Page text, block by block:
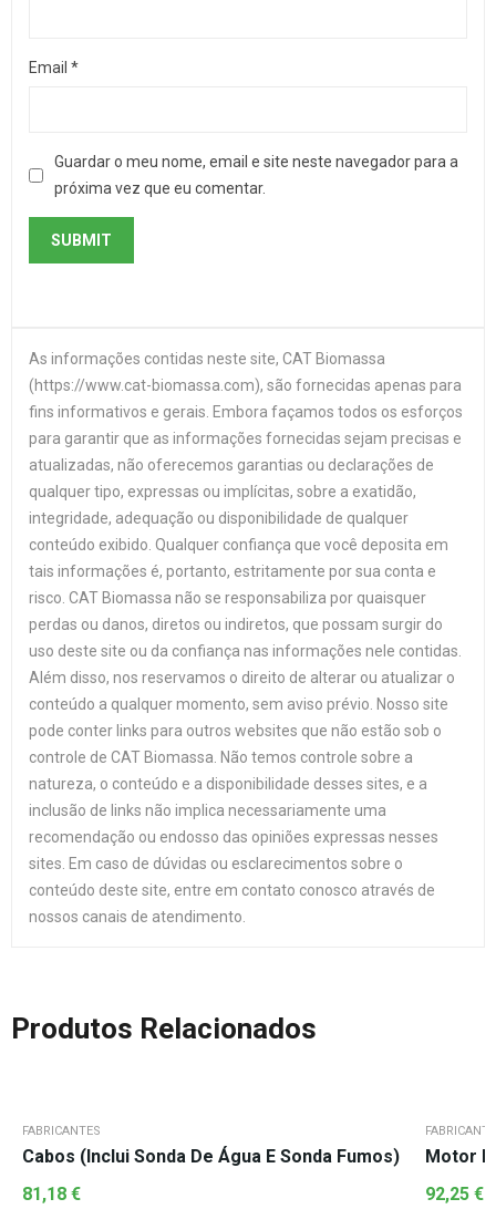
Email *
Guardar o meu nome, email e site neste navegador para a
próxima vez que eu comentar.
As informações contidas neste site, CAT Biomassa
(https://www.cat-biomassa.com), são fornecidas apenas para
fins informativos e gerais. Embora façamos todos os esforços
para garantir que as informações fornecidas sejam precisas e
atualizadas, não oferecemos garantias ou declarações de
qualquer tipo, expressas ou implícitas, sobre a exatidão,
integridade, adequação ou disponibilidade de qualquer
conteúdo exibido. Qualquer confiança que você deposita em
tais informações é, portanto, estritamente por sua conta e
risco. CAT Biomassa não se responsabiliza por quaisquer
perdas ou danos, diretos ou indiretos, que possam surgir do
uso deste site ou da confiança nas informações nele contidas.
Além disso, nos reservamos o direito de alterar ou atualizar o
conteúdo a qualquer momento, sem aviso prévio. Nosso site
pode conter links para outros websites que não estão sob o
controle de CAT Biomassa. Não temos controle sobre a
natureza, o conteúdo e a disponibilidade desses sites, e a
inclusão de links não implica necessariamente uma
recomendação ou endosso das opiniões expressas nesses
sites. Em caso de dúvidas ou esclarecimentos sobre o
conteúdo deste site, entre em contato conosco através de
nossos canais de atendimento.
Produtos Relacionados
FABRICANTES
Cabos (Inclui Sonda De Água E Sonda Fumos)
81,18 €
Motor
92,25 €